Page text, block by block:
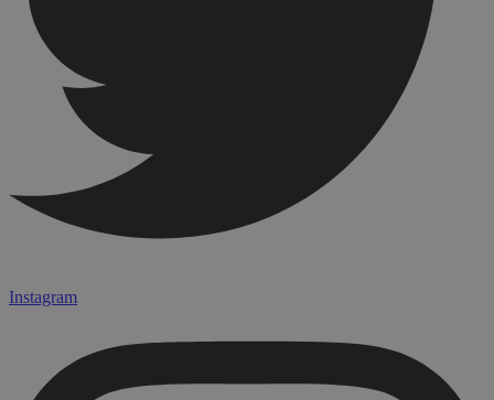
Instagram